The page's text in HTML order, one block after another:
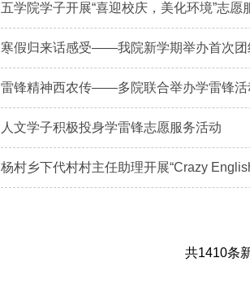
五学院学子开展“喜迎校庆，美化环境”志愿
寒假归来话感受——我院新学期举办首次团
雷锋精神西农传——多院联合举办学雷锋活
人文学子积极投身学雷锋志愿服务活动
杨村乡下代村村主任助理开展“Crazy
共1410条